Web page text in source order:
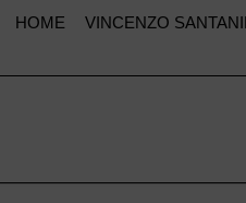
HOME VINCENZO